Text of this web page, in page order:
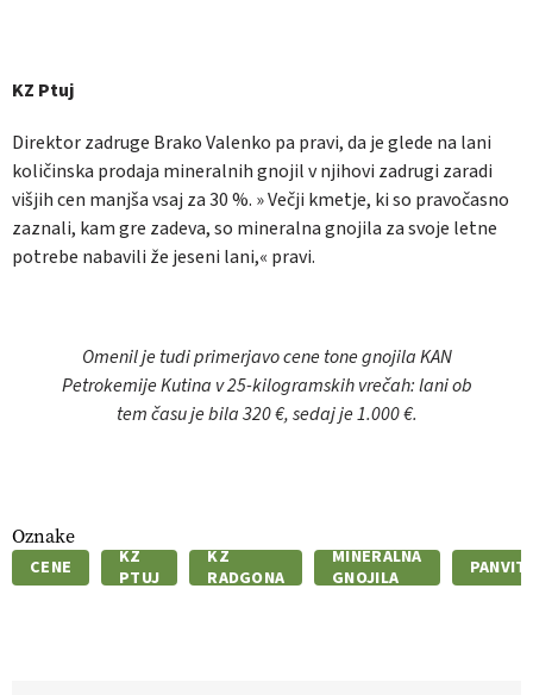
KZ Ptuj
Direktor zadruge Brako Valenko pa pravi, da je glede na lani
količinska prodaja mineralnih gnojil v njihovi zadrugi zaradi
višjih cen manjša vsaj za 30 %. » Večji kmetje, ki so pravočasno
zaznali, kam gre zadeva, so mineralna gnojila za svoje letne
potrebe nabavili že jeseni lani,« pravi.
Omenil je tudi primerjavo cene tone gnojila KAN
Petrokemije Kutina v 25-kilogramskih vrečah: lani ob
tem času je bila 320 €, sedaj je 1.000 €.
Oznake
CENE
KZ
PTUJ
KZ
RADGONA
MINERALNA
GNOJILA